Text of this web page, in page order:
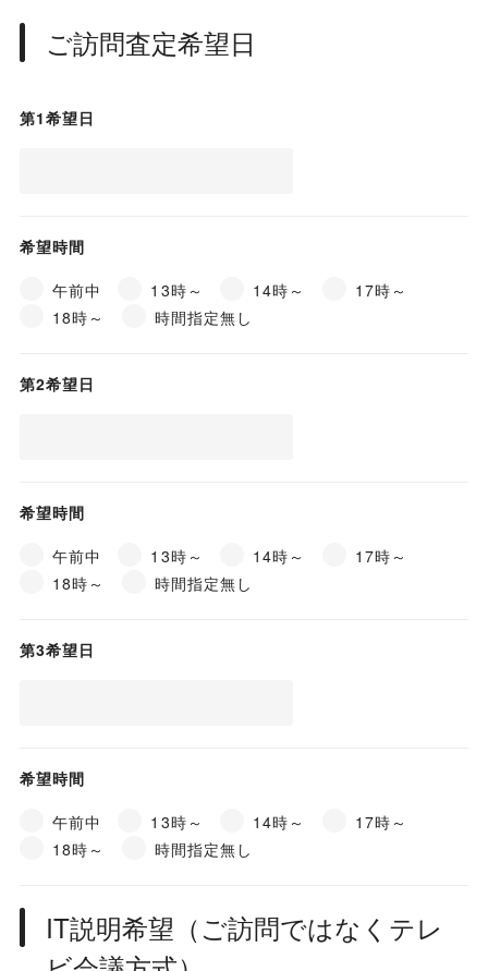
ご訪問査定希望日
第1希望日
希望時間
午前中
13時～ 14時～
17時～
18時～
時間指定無し
第2希望日
希望時間
午前中
13時～ 14時～
17時～
18時～
時間指定無し
第3希望日
希望時間
午前中
13時～ 14時～
17時～
18時～
時間指定無し
IT説明希望（ご訪問ではなくテレ